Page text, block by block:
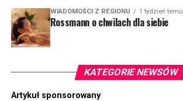
WIADOMOŚCI Z REGIONU 1 tydzień temu
Rossmann o chwilach dla siebie
KATEGORIE NEWSÓW
Artykuł sponsorowany